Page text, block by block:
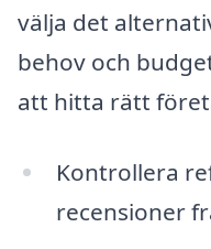
välja det
behov och
att hitta rätt
Kontrollera
recensioner